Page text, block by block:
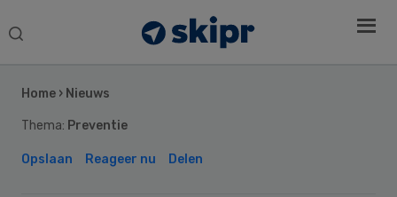
Search
Home › Nieuws
Thema: Preventie
Opslaan Reageer nu Delen
Sidebar